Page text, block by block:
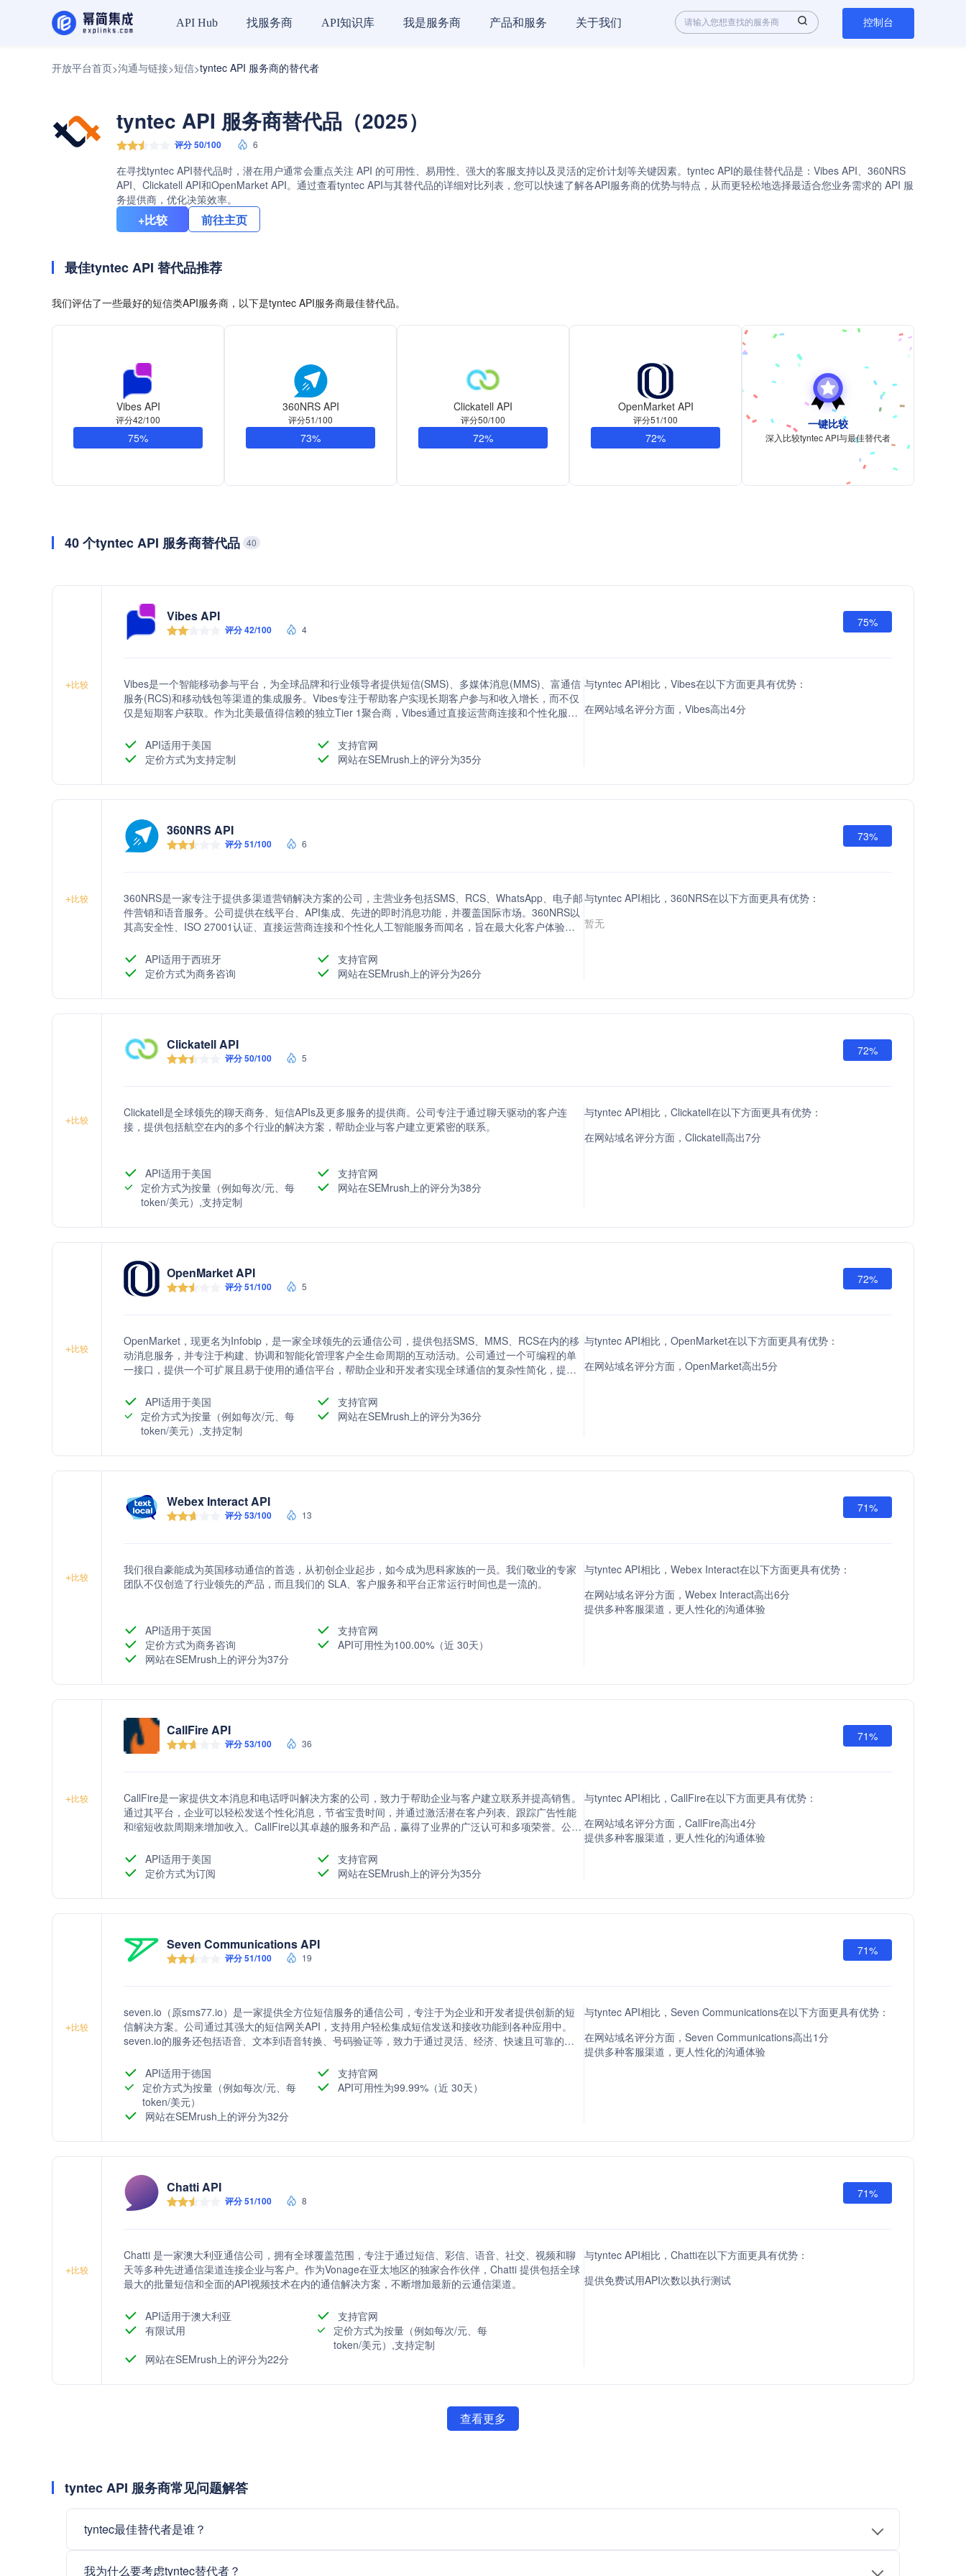
API Hub 找服务商 API知识库 我是服务商 产品和服务 关于我们 控制台
开放平台首页>沟通与链接>短信>tyntec API 服务商的替代者
tyntec API 服务商替代品（2025）
评分 50/100 6
在寻找tyntec API替代品时，潜在用户通常会重点关注 API 的可用性、易用性、强大的客服支持以及灵活的定价计划等关键因素。tyntec API的最佳替代品是：Vibes API、360NRS
API、Clickatell API和OpenMarket API。通过查看tyntec API与其替代品的详细对比列表，您可以快速了解各API服务商的优势与特点，从而更轻松地选择最适合您业务需求的 API 服
务提供商，优化决策效率。
+比较 前往主页
最佳tyntec API 替代品推荐
我们评估了一些最好的短信类API服务商，以下是tyntec API服务商最佳替代品。
Vibes API
评分42/100
75%
360NRS API
评分51/100
73%
Clickatell API
评分50/100
72%
OpenMarket API
评分51/100
72%
一键比较
深入比较tyntec API与最佳替代者
40 个tyntec API 服务商替代品 40
+比较
Vibes API
评分 42/100 4
75%
Vibes是一个智能移动参与平台，为全球品牌和行业领导者提供短信(SMS)、多媒体消息(MMS)、富通信
服务(RCS)和移动钱包等渠道的集成服务。Vibes专注于帮助客户实现长期客户参与和收入增长，而不仅
仅是短期客户获取。作为北美最值得信赖的独立Tier 1聚合商，Vibes通过直接运营商连接和个性化服
API适用于美国
支持官网
定价方式为支持定制
网站在SEMrush上的评分为35分
与tyntec API相比，Vibes在以下方面更具有优势：
在网站域名评分方面，Vibes高出4分
+比较
360NRS API
评分 51/100 6
73%
360NRS是一家专注于提供多渠道营销解决方案的公司，主营业务包括SMS、RCS、WhatsApp、电子邮
件营销和语音服务。公司提供在线平台、API集成、先进的即时消息功能，并覆盖国际市场。360NRS以
其高安全性、ISO 27001认证、直接运营商连接和个性化人工智能服务而闻名，旨在最大化客户体验和
API适用于西班牙
支持官网
定价方式为商务咨询
网站在SEMrush上的评分为26分
与tyntec API相比，360NRS在以下方面更具有优势：
暂无
+比较
Clickatell API
评分 50/100 5
72%
Clickatell是全球领先的聊天商务、短信APIs及更多服务的提供商。公司专注于通过聊天驱动的客户连
接，提供包括航空在内的多个行业的解决方案，帮助企业与客户建立更紧密的联系。
API适用于美国
支持官网
定价方式为按量（例如每次/元、每
token/美元）,支持定制
网站在SEMrush上的评分为38分
与tyntec API相比，Clickatell在以下方面更具有优势：
在网站域名评分方面，Clickatell高出7分
+比较
OpenMarket API
评分 51/100 5
72%
OpenMarket，现更名为Infobip，是一家全球领先的云通信公司，提供包括SMS、MMS、RCS在内的移
动消息服务，并专注于构建、协调和智能化管理客户全生命周期的互动活动。公司通过一个可编程的单
一接口，提供一个可扩展且易于使用的通信平台，帮助企业和开发者实现全球通信的复杂性简化，提升
API适用于美国
支持官网
定价方式为按量（例如每次/元、每
token/美元）,支持定制
网站在SEMrush上的评分为36分
与tyntec API相比，OpenMarket在以下方面更具有优势：
在网站域名评分方面，OpenMarket高出5分
+比较
Webex Interact API
评分 53/100 13
71%
我们很自豪能成为英国移动通信的首选，从初创企业起步，如今成为思科家族的一员。我们敬业的专家
团队不仅创造了行业领先的产品，而且我们的 SLA、客户服务和平台正常运行时间也是一流的。
API适用于英国
支持官网
定价方式为商务咨询
API可用性为100.00%（近 30天）
网站在SEMrush上的评分为37分
与tyntec API相比，Webex Interact在以下方面更具有优势：
在网站域名评分方面，Webex Interact高出6分
提供多种客服渠道，更人性化的沟通体验
+比较
CallFire API
评分 53/100 36
71%
CallFire是一家提供文本消息和电话呼叫解决方案的公司，致力于帮助企业与客户建立联系并提高销售。
通过其平台，企业可以轻松发送个性化消息，节省宝贵时间，并通过激活潜在客户列表、跟踪广告性能
和缩短收款周期来增加收入。CallFire以其卓越的服务和产品，赢得了业界的广泛认可和多项荣誉。公司
支持技术集成。CallFire的目标是减少客户流失，提高销售额，并启动直接的客户对话。
API适用于美国
支持官网
定价方式为订阅
网站在SEMrush上的评分为35分
与tyntec API相比，CallFire在以下方面更具有优势：
在网站域名评分方面，CallFire高出4分
提供多种客服渠道，更人性化的沟通体验
+比较
Seven Communications API
评分 51/100 19
71%
seven.io（原sms77.io）是一家提供全方位短信服务的通信公司，专注于为企业和开发者提供创新的短
信解决方案。公司通过其强大的短信网关API，支持用户轻松集成短信发送和接收功能到各种应用中。
seven.io的服务还包括语音、文本到语音转换、号码验证等，致力于通过灵活、经济、快速且可靠的服
短信服务，以及多渠道的客户支持。
API适用于德国
支持官网
定价方式为按量（例如每次/元、每
token/美元）
API可用性为99.99%（近 30天）
网站在SEMrush上的评分为32分
与tyntec API相比，Seven Communications在以下方面更具有优势：
在网站域名评分方面，Seven Communications高出1分
提供多种客服渠道，更人性化的沟通体验
+比较
Chatti API
评分 51/100 8
71%
Chatti 是一家澳大利亚通信公司，拥有全球覆盖范围，专注于通过短信、彩信、语音、社交、视频和聊
天等多种先进通信渠道连接企业与客户。作为Vonage在亚太地区的独家合作伙伴，Chatti 提供包括全球
最大的批量短信和全面的API视频技术在内的通信解决方案，不断增加最新的云通信渠道。
API适用于澳大利亚
支持官网
有限试用
定价方式为按量（例如每次/元、每
token/美元）,支持定制
网站在SEMrush上的评分为22分
与tyntec API相比，Chatti在以下方面更具有优势：
提供免费试用API次数以执行测试
查看更多
tyntec API 服务商常见问题解答
tyntec最佳替代者是谁？
我为什么要考虑tyntec替代者？